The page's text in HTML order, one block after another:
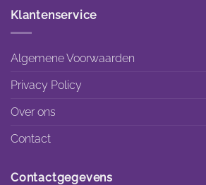
Klantenservice
Algemene Voorwaarden
Privacy Policy
Over ons
Contact
Contactgegevens